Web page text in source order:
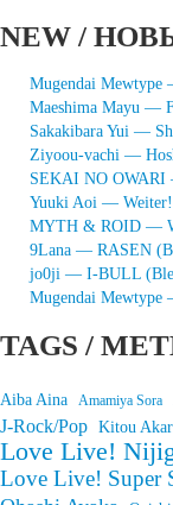
NEW /
Mugendai Mewtype
Maeshima Mayu —
Sakakibara Yui —
Ziyoou-vachi —
SEKAI NO OWARI
Yuuki Aoi — Weiter!
MYTH & ROID —
9Lana — RASEN
jo0ji — I-BULL
Mugendai Mewtype
TAGS /
Aiba Aina Amamiya Sora
J-Rock/Pop Kitou
Love Live!
Love Live! Super